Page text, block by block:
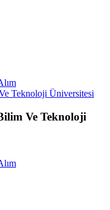
Ve Teknoloji